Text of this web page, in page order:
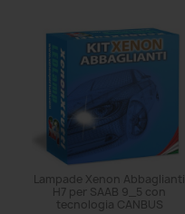
Lampade Xenon Abbaglianti
H7 per SAAB 9_5 con
tecnologia CANBUS